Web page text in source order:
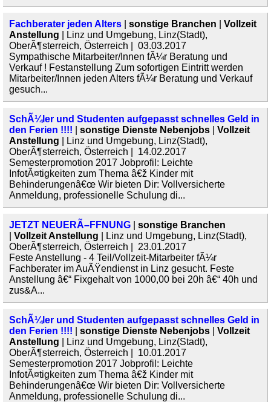
Fachberater jeden Alters sonstige Branchen
Vollzeit
Anstellung | Linz und Umgebung, Linz(Stadt),
OberÃ¶sterreich, Österreich | 03.03.2017
Sympathische Mitarbeiter/Innen fÃ¼r Beratung und
Verkauf ! Festanstellung Zum sofortigen Eintritt werden
Mitarbeiter/Innen jeden Alters fÃ¼r Beratung und Verkauf
gesuch...
SchÃ¼ler und Studenten aufgepasst schnelles Geld in
den Ferien !!!!
sonstige Dienste Nebenjobs
Vollzeit
Anstellung | Linz und Umgebung, Linz(Stadt),
OberÃ¶sterreich, Österreich | 14.02.2017
Semesterpromotion 2017 Jobprofil: Leichte
InfotÃ¤tigkeiten zum Thema â€ž Kinder mit
Behinderungenâ€œ Wir bieten Dir: Vollversicherte
Anmeldung, professionelle Schulung di...
JETZT NEUERÃ–FFNUNG
sonstige Branchen
Vollzeit Anstellung | Linz und Umgebung, Linz(Stadt),
OberÃ¶sterreich, Österreich | 23.01.2017
Feste Anstellung - 4 Teil/Vollzeit-Mitarbeiter fÃ¼r
Fachberater im AuÃŸendienst in Linz gesucht. Feste
Anstellung â€“ Fixgehalt von 1000,00 bei 20h â€“ 40h und
zus&A...
SchÃ¼ler und Studenten aufgepasst schnelles Geld in
den Ferien !!!!
sonstige Dienste Nebenjobs
Vollzeit
Anstellung | Linz und Umgebung, Linz(Stadt),
OberÃ¶sterreich, Österreich | 10.01.2017
Semesterpromotion 2017 Jobprofil: Leichte
InfotÃ¤tigkeiten zum Thema â€ž Kinder mit
Behinderungenâ€œ Wir bieten Dir: Vollversicherte
Anmeldung, professionelle Schulung di...